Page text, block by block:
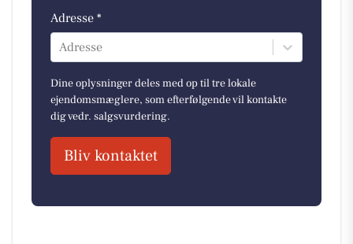
Adresse *
Adresse
Dine oplysninger deles med op til tre lokale
ejendomsmæglere, som efterfølgende vil kontakte
dig vedr. salgsvurdering.
Bliv kontaktet